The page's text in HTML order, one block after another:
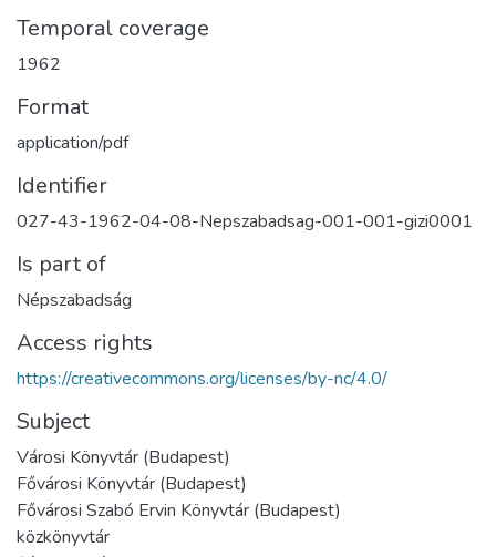
Temporal coverage
1962
Format
application/pdf
Identifier
027-43-1962-04-08-Nepszabadsag-001-001-gizi0001
Is part of
Népszabadság
Access rights
https://creativecommons.org/licenses/by-nc/4.0/
Subject
Városi Könyvtár (Budapest)
Fővárosi Könyvtár (Budapest)
Fővárosi Szabó Ervin Könyvtár (Budapest)
közkönyvtár